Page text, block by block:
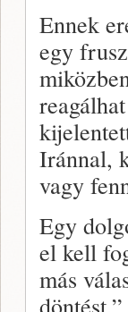
Ennek
egy
Iránnal,
vagy
Egy
el kell
más
döntést.”